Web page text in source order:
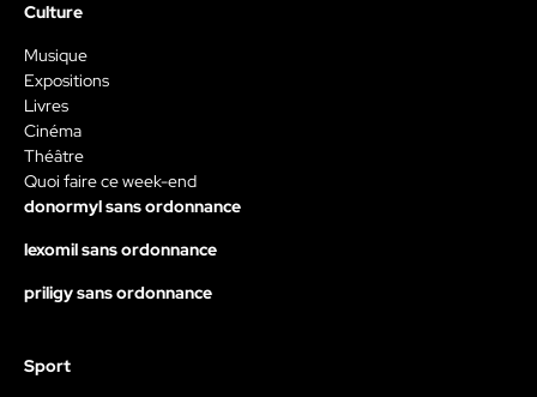
Culture
Musique
Expositions
Livres
Cinéma
Théâtre
Quoi faire ce week-end
donormyl sans ordonnance
lexomil sans ordonnance
priligy sans ordonnance
Sport